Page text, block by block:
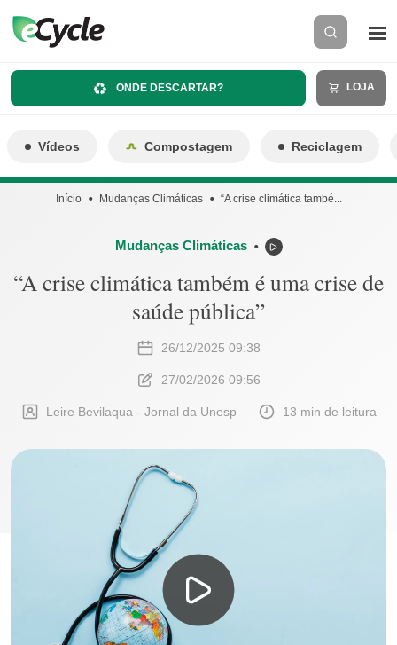
ONDE DESCARTAR? LOJA
Vídeos Compostagem Reciclagem
Início Mudanças Climáticas “A crise climática també...
Mudanças Climáticas ⬤
“A crise climática também é uma crise de
saúde pública”
26/12/2025 09:38
27/02/2026 09:56
Leire Bevilaqua - Jornal da Unesp 13 min de leitura